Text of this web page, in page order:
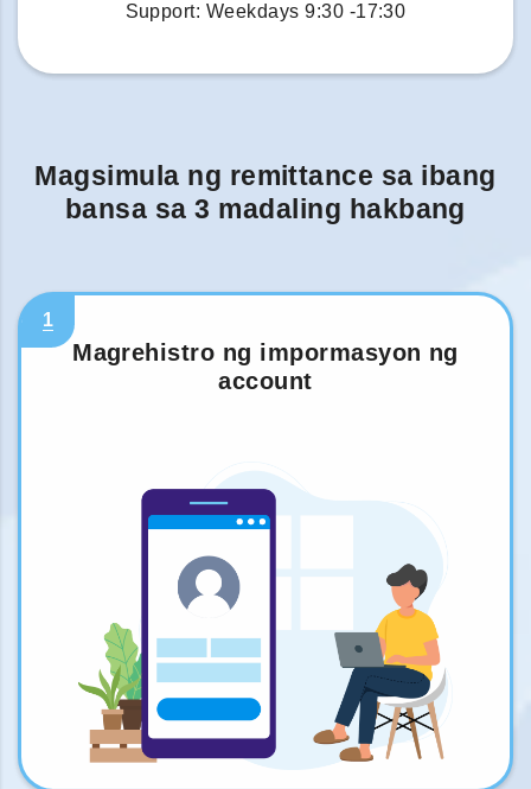
Support: Weekdays 9:30 -17:30
Magsimula ng remittance sa ibang
bansa sa 3 madaling hakbang
1
Magrehistro ng impormasyon ng
account